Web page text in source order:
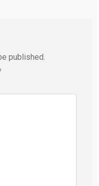
published.